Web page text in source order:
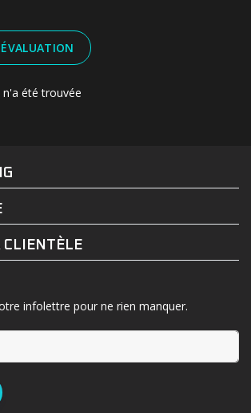
été trouvée
FACEBOOK
CLIENTÈLE
infolettre pour ne rien manquer.